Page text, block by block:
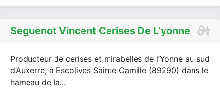
Seguenot Vincent Cerises De L’yonne
Producteur de cerises et mirabelles de l’Yonne au sud
d’Auxerre, à Escolives Sainte Camille (89290) dans le
hameau de la...